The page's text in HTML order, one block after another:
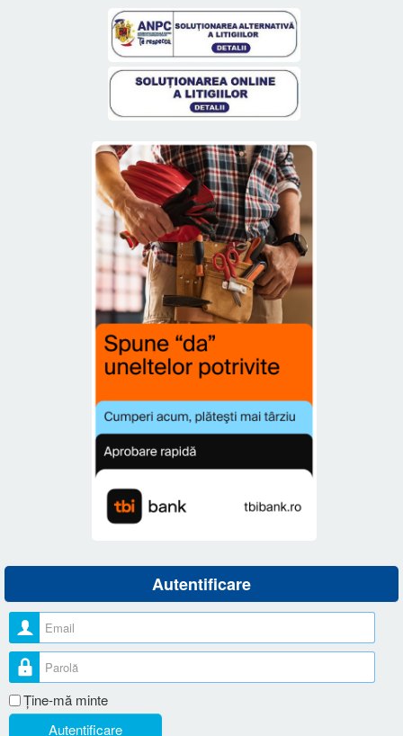
Autentificare
Nume utilizator
Parolă
Ţine-mă minte
Autentificare